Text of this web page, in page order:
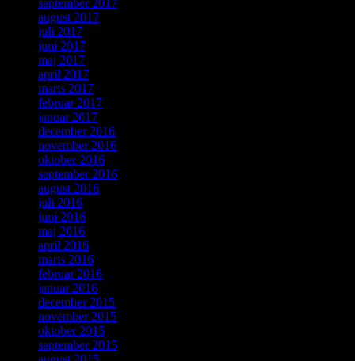
september 2017
august 2017
juli 2017
juni 2017
maj 2017
april 2017
marts 2017
februar 2017
januar 2017
december 2016
november 2016
oktober 2016
september 2016
august 2016
juli 2016
juni 2016
maj 2016
april 2016
marts 2016
februar 2016
januar 2016
december 2015
november 2015
oktober 2015
september 2015